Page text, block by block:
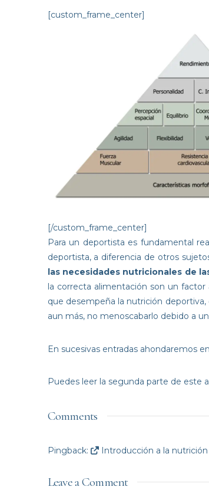
[custom_frame_center]
[/custom_frame_center]
Para un deportista es fundamental
deportista, a diferencia de otros
las necesidades nutricionales de
la correcta alimentación son un
que desempeña la nutrición
aun más, no menoscabarlo debido a
En sucesivas entradas ahondaremos
Puedes leer la segunda parte de este
Comments
Pingback: Introducción a la
Leave a Comment